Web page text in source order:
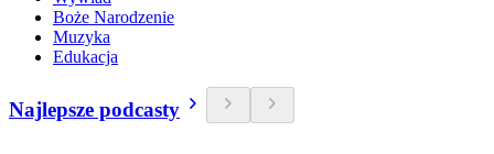
Boże Narodzenie
Muzyka
Edukacja
Najlepsze podcasty